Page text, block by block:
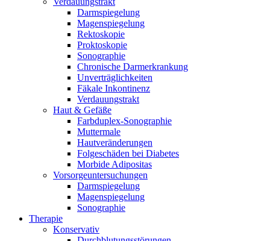
Darmspiegelung
Magenspiegelung
Rektoskopie
Proktoskopie
Sonographie
Chronische Darmerkrankung
Unverträglichkeiten
Fäkale Inkontinenz
Verdauungstrakt
Haut & Gefäße
Farbduplex-Sonographie
Muttermale
Hautveränderungen
Folgeschäden bei Diabetes
Morbide Adipositas
Vorsorgeuntersuchungen
Darmspiegelung
Magenspiegelung
Sonographie
Therapie
Konservativ